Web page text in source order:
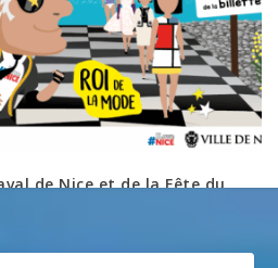
de Nice et de la Fête du